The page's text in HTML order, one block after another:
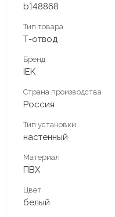
b148868
Тип товара
Т-отвод
Бренд
IEK
Страна производства
Россия
Тип установки
настенный
Материал
ПВХ
Цвет
белый